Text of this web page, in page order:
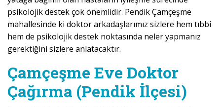
psikolojik destek çok önemlidir. Pendik Çamçeşme
mahallesinde ki doktor arkadaşlarımız sizlere hem tıbbi
hem de psikolojik destek noktasında neler yapmanız
gerektiğini sizlere anlatacaktır.
Çamçeşme Eve Doktor
Çağırma (Pendik İlçesi)